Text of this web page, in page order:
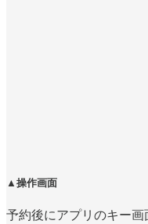
▲操作画面
予約後にアプリのキー